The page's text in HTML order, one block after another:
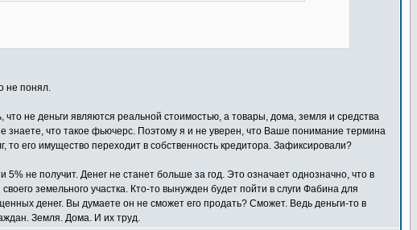
не понял.
не деньги являются реальной стоимостью, а товары, дома, земля и средства
знаете, что такое фьючерс. Поэтому я и не уверен, что Ваше понимание термина
то его имущество переходит в собственность кредитора. Зафиксировали?
не получит. Денег не станет больше за год. Это означает однозначно, что в
земельного участка. Кто-то вынужден будет пойти в слуги Фабина для
денег. Вы думаете он не сможет его продать? Сможет. Ведь деньги-то в
Земля. Дома. И их труд.